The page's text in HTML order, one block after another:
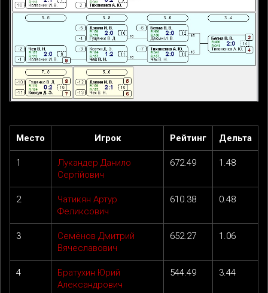
Место Игрок Рейтинг Дельта
1
Лукандер Данило
Сергійович
672.49 1.48
2
Чатикян Артур
Феликсович
610.38 0.48
3
Семёнов Дмитрий
Вячеславович
652.27 1.06
4
Братухин Юрий
Александрович
544.49 3.44